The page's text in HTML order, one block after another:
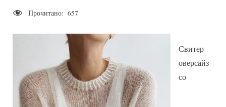
Прочитано: 657
Свитер
оверсайз
со